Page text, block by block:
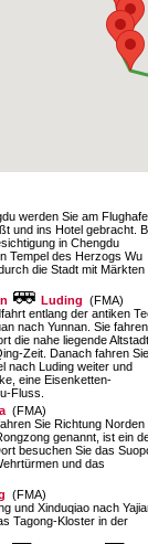
werden Sie am
und ins Hotel gebracht.
in Chengdu
Tempel des Herzogs Wu
die Stadt mit Märkten
Luding (FMA)
entlang der antiken
nach Yunnan. Sie fahren
die nahe liegende Altstadt
Zeit. Danach fahren Sie
nach Luding weiter und
eine Eisen­ketten-
Fluss.
(FMA)
Sie Richtung Norden
genannt, ist ein
besuchen Sie das
und das
(FMA)
und Xinduqiao nach
Tagong-Kloster in der